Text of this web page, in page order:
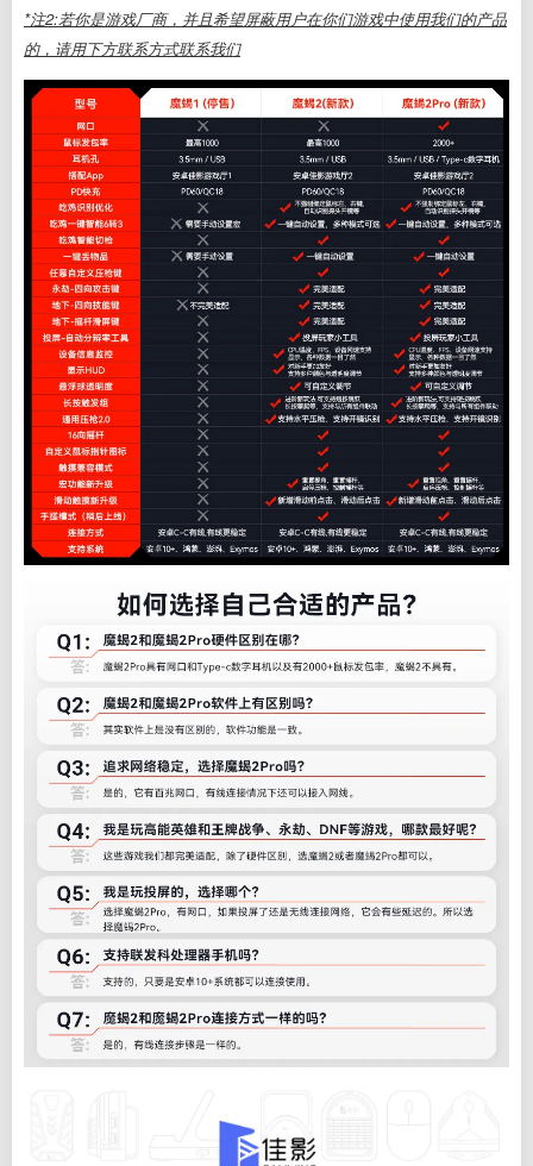
*注2:若你是游戏厂商，并且希望屏蔽用户在你们游戏中使用我们的产品
的，请用下方联系方式联系我们